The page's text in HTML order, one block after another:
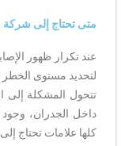
متى تحتاج إلى
عند تكرار ظهور
لتحديد مستوى الخطر
تتحول المشكلة إلى
داخل الجدران،
كلها علامات تحتاج